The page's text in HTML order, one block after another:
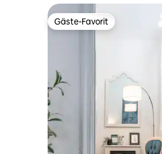
Gäste-Favorit
Gäste-Favorit